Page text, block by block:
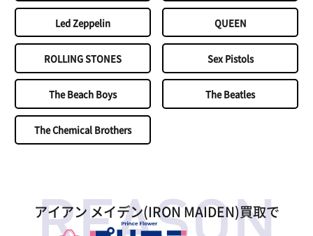
Led Zeppelin QUEEN
ROLLING STONES Sex Pistols
The Beach Boys The Beatles
The Chemical Brothers
アイアン メイデン(IRON MAIDEN)買取で